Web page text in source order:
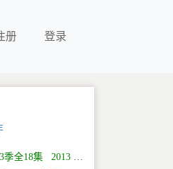
册 登录
美国 Discovery 科学类纪录片